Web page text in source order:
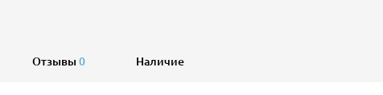
Отзывы 0 Наличие